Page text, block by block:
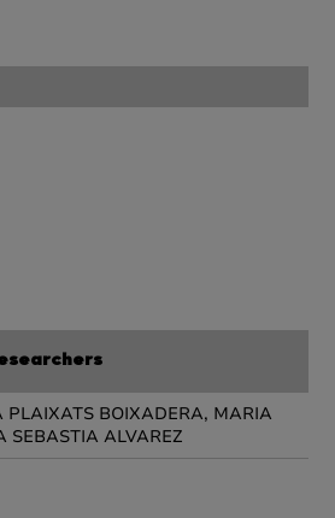
PLAIXATS BOIXADERA, MARIA
SEBASTIA ALVAREZ